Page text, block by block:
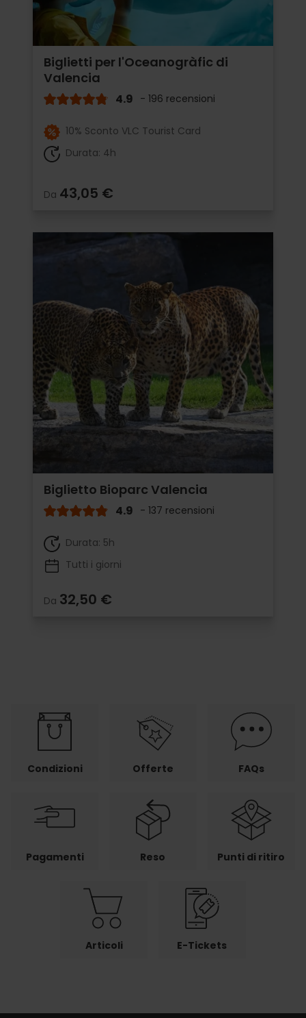
Biglietti per l'Oceanogràfic di
Valencia
4.9 - 196 recensioni
10% Sconto VLC Tourist Card
Durata: 4h
Da 43,05 €
Biglietto Bioparc Valencia
4.9 - 137 recensioni
Durata: 5h
Tutti i giorni
Da 32,50 €
Condizioni Offerte FAQs
Pagamenti Reso Punti di ritiro
Articoli E-Tickets